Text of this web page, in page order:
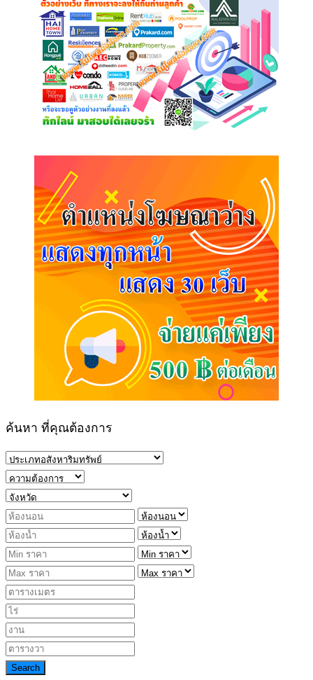
ค้นหา ที่คุณต้องการ
Search